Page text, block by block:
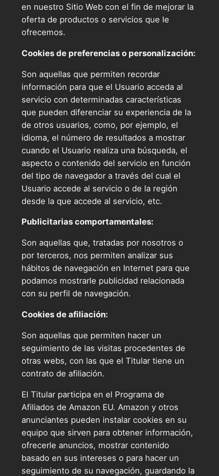
en nuestro Sitio Web con el fin de mejorar la
oferta de productos o servicios que le
ofrecemos.
Cookies de preferencias o personalización:
Son aquellas que permiten recordar
información para que el Usuario acceda al
servicio con determinadas características
que pueden diferenciar su experiencia de la
de otros usuarios, como, por ejemplo, el
idioma, el número de resultados a mostrar
cuando el Usuario realiza una búsqueda, el
aspecto o contenido del servicio en función
del tipo de navegador a través del cual el
Usuario accede al servicio o de la región
desde la que accede al servicio, etc.
Publicitarias comportamentales:
Son aquellas que, tratadas por nosotros o
por terceros, nos permiten analizar sus
hábitos de navegación en Internet para que
podamos mostrarle publicidad relacionada
con su perfil de navegación.
Cookies de afiliación:
Son aquellas que permiten hacer un
seguimiento de las visitas procedentes de
otras webs, con las que el Titular tiene un
contrato de afiliación.
El Titular participa en el Programa de
Afiliados de Amazon EU. Amazon y otros
anunciantes pueden instalar cookies en su
equipo que sirven para obtener información,
ofrecerle anuncios, mostrar contenido
basado en sus intereses o para hacer un
seguimiento de su navegación, guardando la